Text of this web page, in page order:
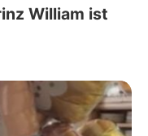
William ist